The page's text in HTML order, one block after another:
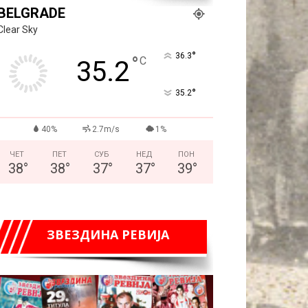
Sky
35.2°C 36.3°
35.2°
40% 2.7m/s 1%
ЧЕТ
38°
ПЕТ
38°
СУБ
37°
НЕД
37°
ПОН
39°
ЗВЕЗДИНА РЕВИЈА